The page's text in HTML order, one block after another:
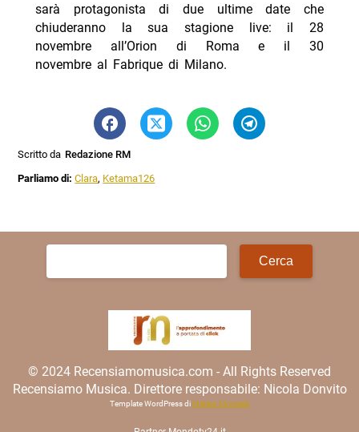
sarà protagonista di due ultime date che
chiuderanno la sua stagione live: il
28
novembre all’Orion di Roma e il 30
novembre al Fabrique di Milano.
Scritto da Redazione RM
Parliamo di:Clara, Ketama126
Ricerca
© 2024 Recensiamomusica.com - All Rights Reserved
Recensiamo Musica. Direttore responsabile: Nicola Donvito
Template WordPress di Matteo Morreale